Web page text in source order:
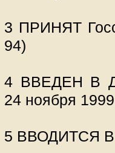
3 ПРИНЯТ
94)
4 ВВЕДЕН В
24 ноября
5 ВВОДИТСЯ